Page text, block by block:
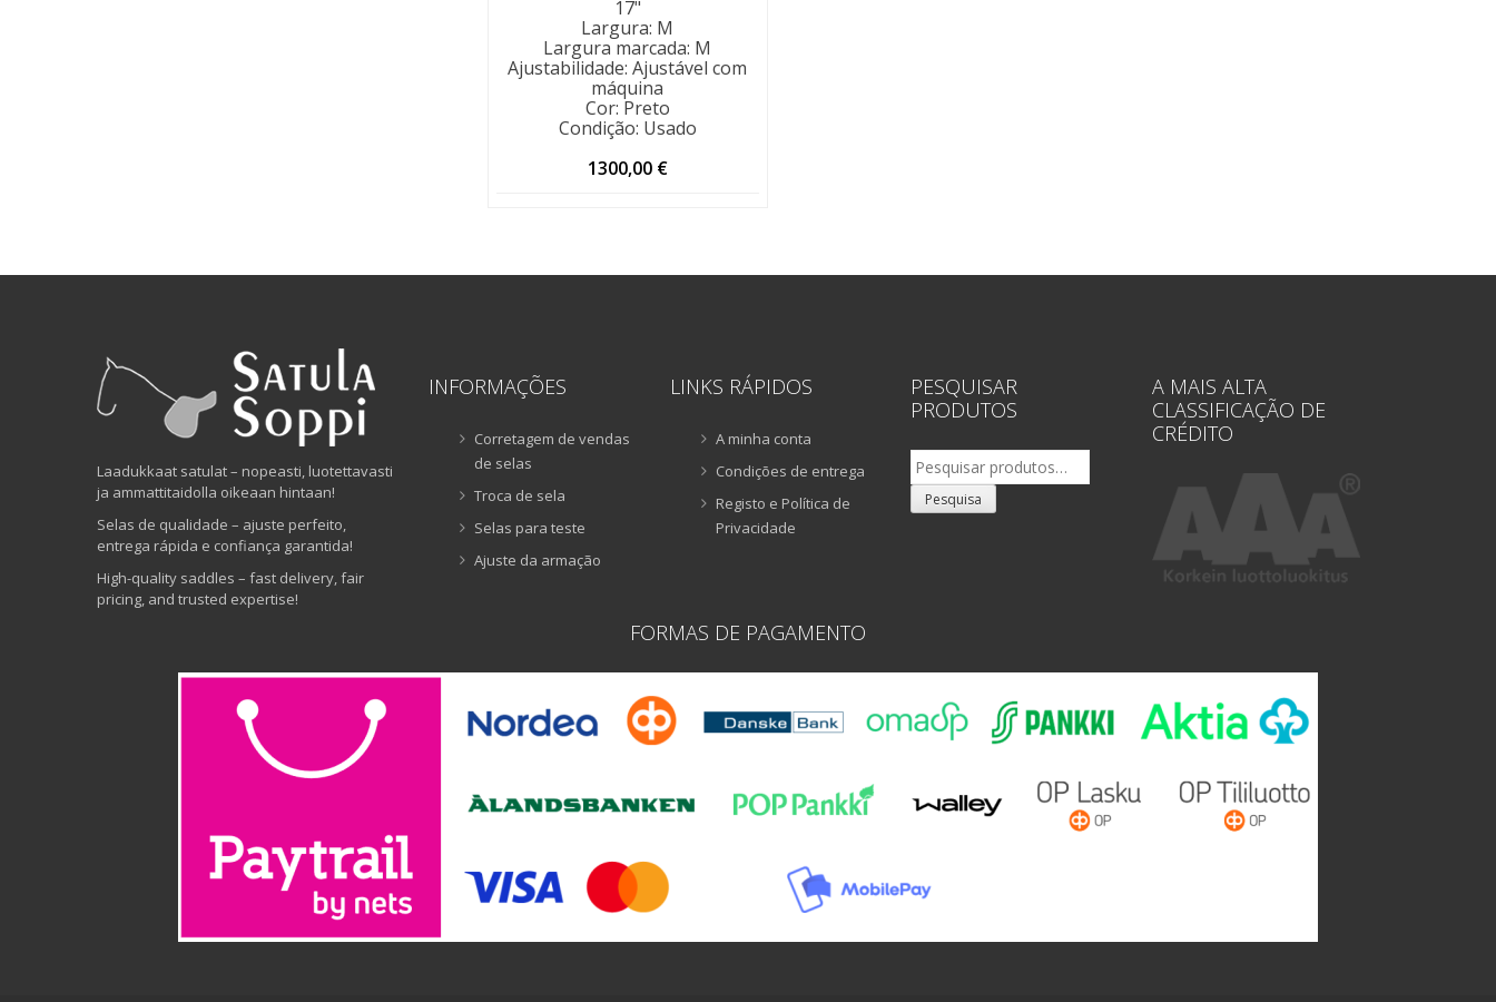
17"
Largura: M
Largura marcada: M
Ajustabilidade:Ajustável com
máquina
Cor: Preto
Condição: Usado
1300,00 €
Laadukkaat satulat – nopeasti, luotettavasti
ja ammattitaidolla oikeaan hintaan!
Selas de qualidade – ajuste perfeito,
entrega rápida e confiança garantida!
High-quality saddles – fast delivery, fair
pricing, and trusted expertise!
INFORMAÇÕES
Corretagem de vendas
de selas
Troca de sela
Selas para teste
Ajuste da armação
LINKS RÁPIDOS
A minha conta
Condições de entrega
Registo e Política de
Privacidade
PESQUISAR
PRODUTOS
Pesquisar
por:
Pesquisa
A MAIS ALTA
CLASSIFICAÇÃO DE
CRÉDITO
FORMAS DE PAGAMENTO